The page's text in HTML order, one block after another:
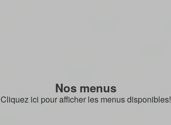
Nos menus
Cliquez ici pour afficher les menus disponibles!